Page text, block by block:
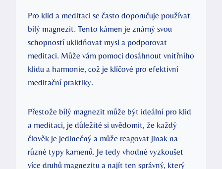
Pro klid a meditaci se často doporučuje používat
bílý magnezit. Tento kámen je známý svou
schopností uklidňovat mysl a podporovat
meditaci. Může vám pomoci dosáhnout vnitřního
klidu a harmonie, což je klíčové pro efektivní
meditační praktiky.
Přestože bílý magnezit může být ideální pro klid
a meditaci, je důležité si uvědomit, že každý
člověk je jedinečný a může reagovat jinak na
různé typy kamenů. Je tedy vhodné vyzkoušet
více druhů magnezitu a najít ten správný, který